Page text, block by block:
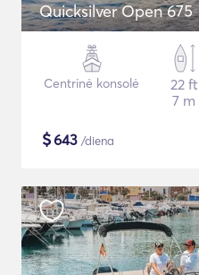
Quicksilver Open 675
Centrinė konsolė
22 ft
7 m
$643 /diena